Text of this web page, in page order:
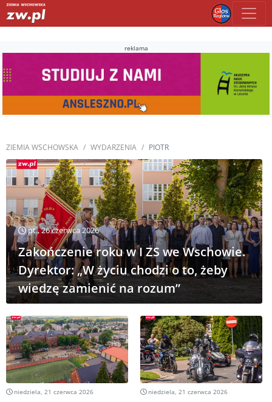
reklama
ZIEMIA WSCHOWSKA WYDARZENIA PIOTR
pt., 26 czerwca 2026
Zakończenie roku w I ZS we Wschowie.
Dyrektor: „W życiu chodzi o to, żeby
wiedzę zamienić na rozum”
niedziela, 21 czerwca 2026 niedziela, 21 czerwca 2026